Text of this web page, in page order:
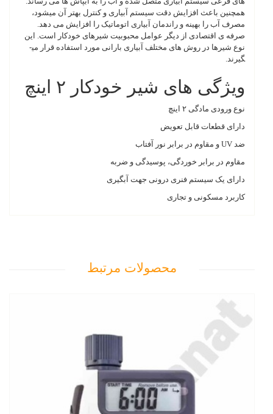
همچنین باعث افزایش دقت سیستم آبیاری و کنترل بهتر آن می­شود،
مصرف آب را بهینه­ و راندمان آبیاری اتوماتیک را افزایش می­ دهد.
صرفه­ ی اقتصادی از دیگر عوامل محبوبیت شیرهای خودکار است. این
نوع شیرها در روش ­های مختلف آبیاری بارانی مورد استفاده قرار می­
گیرند.
ویژگی های شیر خودکار ۲ اینچ
نوع ورودی مادگی ۲ اینچ
دارای قطعات قابل تعویض
ضد UV و مقاوم در برابر نور آفتاب
مقاوم در برابر خوردگی، پوسیدگی و ضربه
دارای یک سیستم فنری درونی جهت آبگیری
کاربرد مسکونی و تجاری
محصولات مرتبط